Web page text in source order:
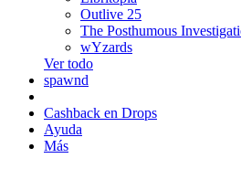
Outlive 25
The Posthumous
wYzards
Ver todo
spawnd
Cashback en Drops
Ayuda
Más